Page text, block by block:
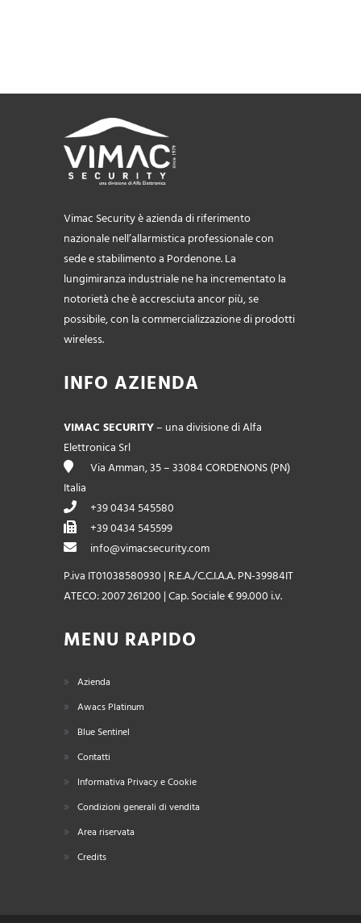
Vimac Security è azienda di riferimento
nazionale nell’allarmistica professionale con
sede e stabilimento a Pordenone. La
lungimiranza industriale ne ha incrementato la
notorietà che è accresciuta ancor più, se
possibile, con la commercializzazione di prodotti
wireless.
INFO AZIENDA
VIMAC SECURITY– una divisione di Alfa
Elettronica Srl
Via Amman, 35 – 33084 CORDENONS (PN)
Italia
+39 0434 545580
+39 0434 545599
info@vimacsecurity.com
P.iva IT01038580930 | R.E.A./C.C.I.A.A. PN-39984IT
ATECO: 2007 261200 | Cap. Sociale € 99.000 i.v.
MENU RAPIDO
Azienda
Awacs Platinum
Blue Sentinel
Contatti
Informativa Privacy e Cookie
Condizioni generali di vendita
Area riservata
Credits